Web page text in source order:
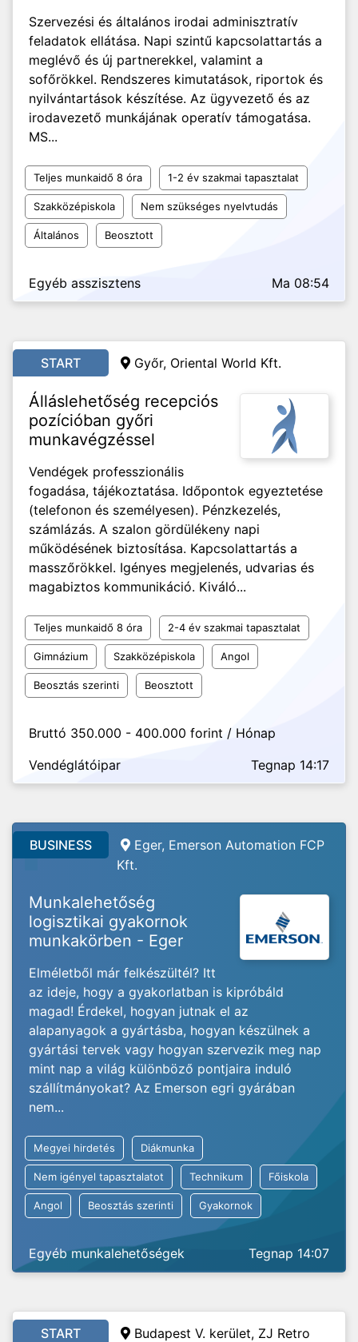
Szervezési és általános irodai adminisztratív
feladatok ellátása. Napi szintű kapcsolattartás a
meglévő és új partnerekkel, valamint a
sofőrökkel. Rendszeres kimutatások, riportok és
nyilvántartások készítése. Az ügyvezető és az
irodavezető munkájának operatív támogatása.
MS...
Teljes munkaidő 8 óra 1-2 év szakmai tapasztalat
Szakközépiskola Nem szükséges nyelvtudás
Általános Beosztott
Egyéb asszisztens Ma 08:54
START Győr, Oriental World Kft.
Álláslehetőség recepciós
pozícióban győri
munkavégzéssel
Vendégek professzionális
fogadása, tájékoztatása. Időpontok egyeztetése
(telefonon és személyesen). Pénzkezelés,
számlázás. A szalon gördülékeny napi
működésének biztosítása. Kapcsolattartás a
masszőrökkel. Igényes megjelenés, udvarias és
magabiztos kommunikáció. Kiváló...
Teljes munkaidő 8 óra 2-4 év szakmai tapasztalat
Gimnázium Szakközépiskola Angol
Beosztás szerinti Beosztott
Bruttó 350.000 - 400.000 forint / Hónap
Vendéglátóipar
Tegnap 14:17
BUSINESS
Eger, Emerson Automation FCP
Kft.
Munkalehetőség
logisztikai gyakornok
munkakörben - Eger
Elméletből már felkészültél? Itt
az ideje, hogy a gyakorlatban is kipróbáld
magad! Érdekel, hogyan jutnak el az
alapanyagok a gyártásba, hogyan készülnek a
gyártási tervek vagy hogyan szervezik meg nap
mint nap a világ különböző pontjaira induló
szállítmányokat? Az Emerson egri gyárában
nem...
Megyei hirdetés Diákmunka
Nem igényel tapasztalatot Technikum Főiskola
Angol Beosztás szerinti Gyakornok
Egyéb munkalehetőségek Tegnap 14:07
START Budapest V. kerület, ZJ Retro